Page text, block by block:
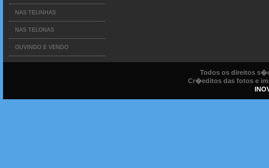
NAS TELINHAS
NAS TELONAS
OUVINDO E VENDO
Todos os direitos
Cr�editos das fotos e